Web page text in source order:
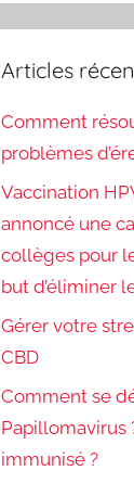
Articles
Comment
problèmes
Vaccination
annoncé une
collèges pour
but d’éliminer
Gérer votre
CBD
Comment se
Papillomavirus
immunisé ?